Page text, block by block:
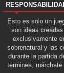
Esto es solo un
son ideas
exclusivamente
sobrenatural y las
durante la partida
termines, márchate